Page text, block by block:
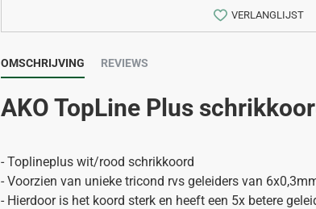
VERLANGLIJST
OMSCHRIJVING REVIEWS
AKO TopLine Plus
- Toplineplus wit/rood schrikkoord
- Voorzien van unieke tricond rvs geleiders van
- Hierdoor is het koord sterk en heeft een 5x betere